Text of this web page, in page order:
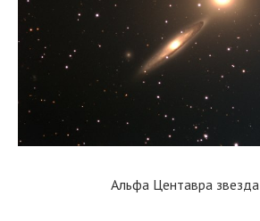
Альфа Центавра звезда